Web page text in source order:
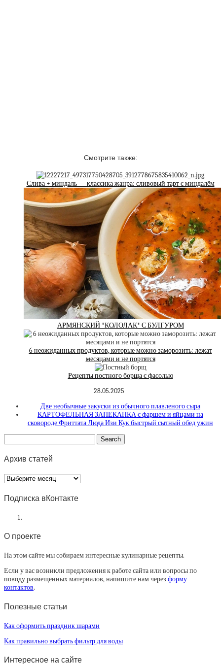
Смотрите также:
Слива + миндаль — классика жанра: сливовый тарт с миндалём
АРМЯНСКИЙ *КОЛОЛАК* С БУЛГУРОМ
6 неожиданных продуктов, которые можно заморозить: лежат
месяцами и не портятся
Рецепты постного борща с фасолью
28.05.2025
Две необычные закуски из обычного плавленого сыра
КАРТОФЕЛЬНАЯ ЗАПЕКАНКА с фаршем и яйцами на
сковороде Фриттата Люда Изи Кук быстрый сытный обед ужин
Архив статей
Архив
статей
Подписка вКонтакте
О проекте
На этом сайте мы собираем интересные кулинарные рецепты.
Если у вас возникли предложения к работе сайта или вопросы по
поводу размещенных материалов, напишите нам через форму
контактов.
Полезные статьи
Как оформить праздник шарами
Как правильно выбрать фильтр для воды
Интересное на сайте